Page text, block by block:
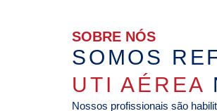
SOBRE NÓS
SOMOS
UTI AÉREA
Nossos profissionais são